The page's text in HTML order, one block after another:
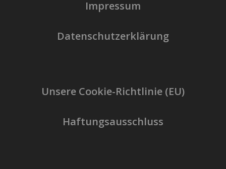
Impressum
Datenschutzerklärung
Unsere Cookie-Richtlinie (EU)
Haftungsausschluss